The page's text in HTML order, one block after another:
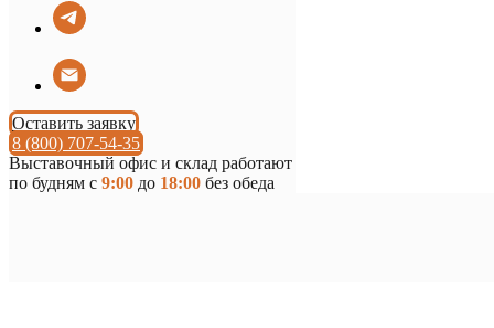
Оставить заявку
8 (800) 707-54-35
Выставочный офис и склад работают
по будням с 9:00 до 18:00 без обеда